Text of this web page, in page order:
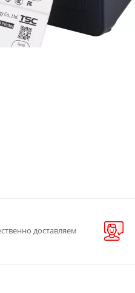
доставляем